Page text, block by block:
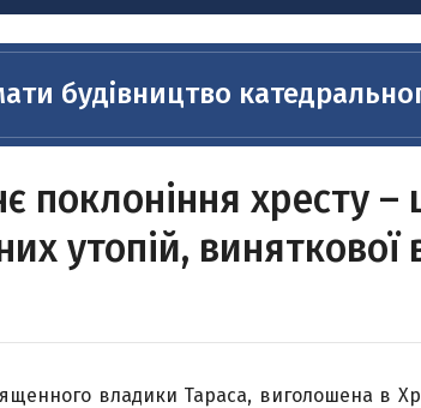
будівництво
поклоніння хресту –
утопій,
владики Тараса, виголошена в